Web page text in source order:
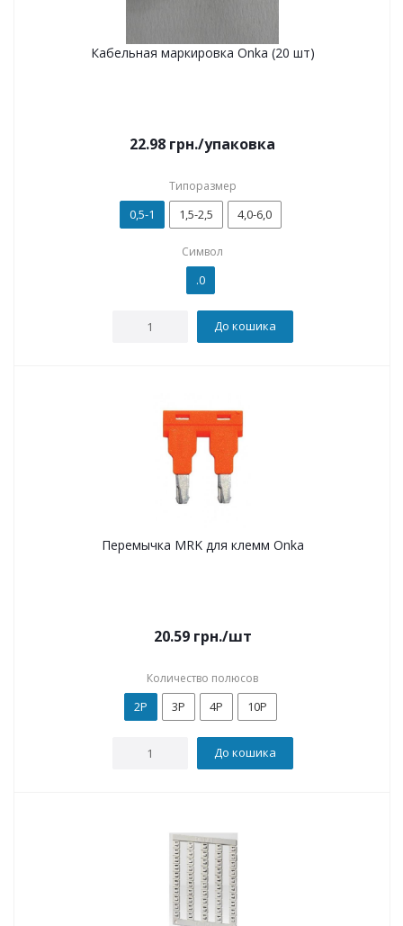
Кабельная маркировка Onka (20 шт)
22.98 грн./упаковка
Типоразмер
0,5-1 1,5-2,5 4,0-6,0
Символ
.0
До кошика
Перемычка MRK для клемм Onka
20.59грн./шт
Количество полюсов
2P 3P 4P 10P
До кошика